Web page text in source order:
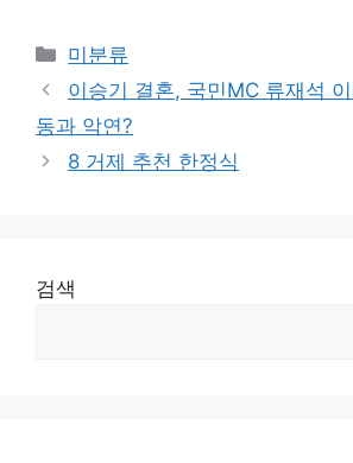
Categories
미분류
이승기 결혼, 국민MC 류재석
동과 악연?
8 거제 추천 한정식
검색